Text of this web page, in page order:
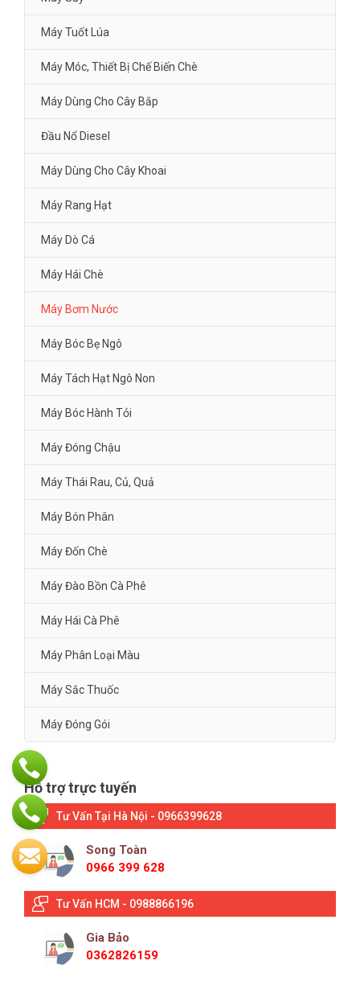
Máy Tuốt Lúa
Máy Móc, Thiết Bị Chế Biến Chè
Máy Dùng Cho Cây Bắp
Đầu Nổ Diesel
Máy Dùng Cho Cây Khoai
Máy Rang Hạt
Máy Dò Cá
Máy Hái Chè
Máy Bơm Nước
Máy Bóc Bẹ Ngô
Máy Tách Hạt Ngô Non
Máy Bóc Hành Tỏi
Máy Đóng Chậu
Máy Thái Rau, Củ, Quả
Máy Bón Phân
Máy Đốn Chè
Máy Đào Bồn Cà Phê
Máy Hái Cà Phê
Máy Phân Loại Màu
Máy Sắc Thuốc
Máy Đóng Gói
Hỗ trợ trực tuyến
Tư Vấn Tại Hà Nội - 0966399628
Song Toàn
0966 399 628
Tư Vấn HCM - 0988866196
Gia Bảo
0362826159